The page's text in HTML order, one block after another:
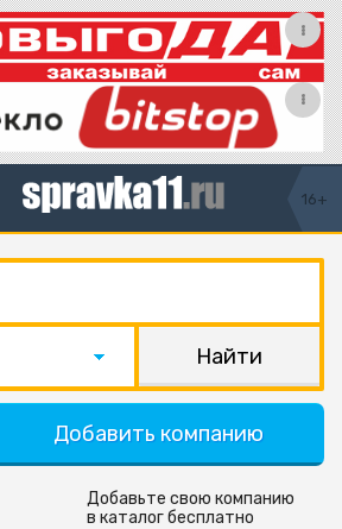
16+
Добавить компанию
Добавьте свою компанию
в каталог бесплатно